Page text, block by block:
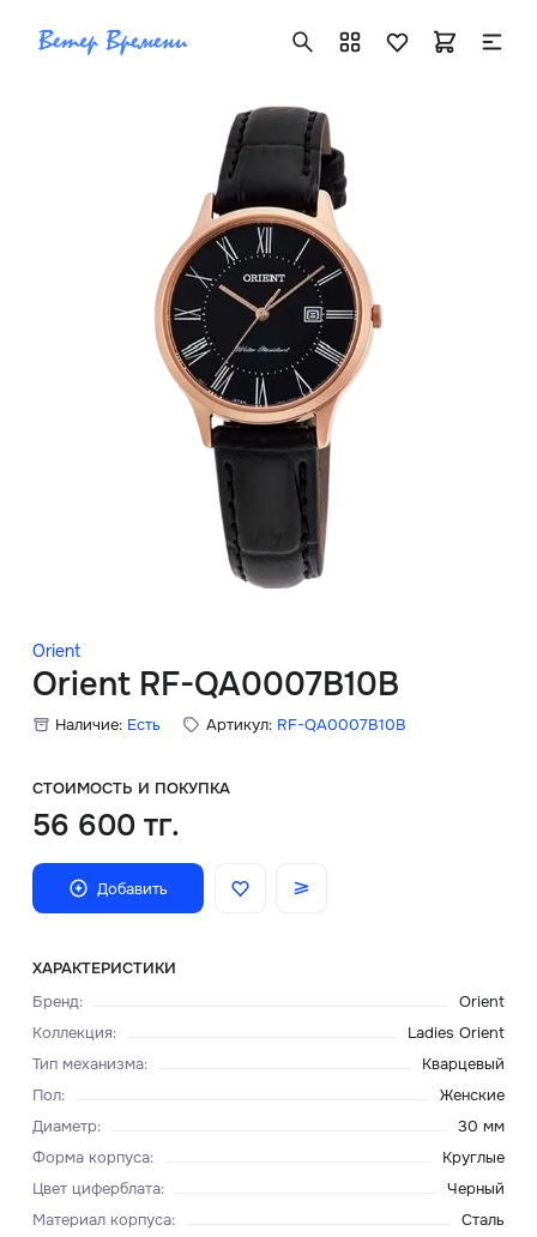
Orient
Orient RF-QA0007B10B
Наличие: Есть Артикул: RF-QA0007B10B
СТОИМОСТЬ И ПОКУПКА
56 600 тг.
Добавить
ХАРАКТЕРИСТИКИ
Бренд:
Orient
Коллекция:
Ladies Orient
Тип механизма:
Кварцевый
Пол:
Женские
Диаметр:
30 мм
Форма корпуса:
Круглые
Цвет циферблата:
Черный
Материал корпуса:
Сталь
+7 ( 705 ) 181-42-50
info@vetervremeni.kz
Авторизация
Каталог
Мужские часы
Женские часы
Скидки
Главная
О нас